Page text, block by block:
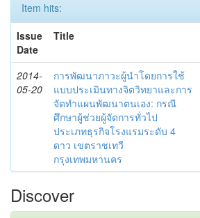
Item hits:
Issue
Date
Title
2014-
05-20
การพัฒนาภาวะผู้นำโดยการใช้
แบบประเมินทางจิตวิทยาและการ
จัดทำแผนพัฒนาตนเอง: กรณี
ศึกษาผู้ช่วยผู้จัดการทั่วไป
ประเภทธุรกิจโรงแรมระดับ 4
ดาว เขตราชเทวี
กรุงเทพมหานคร
Discover